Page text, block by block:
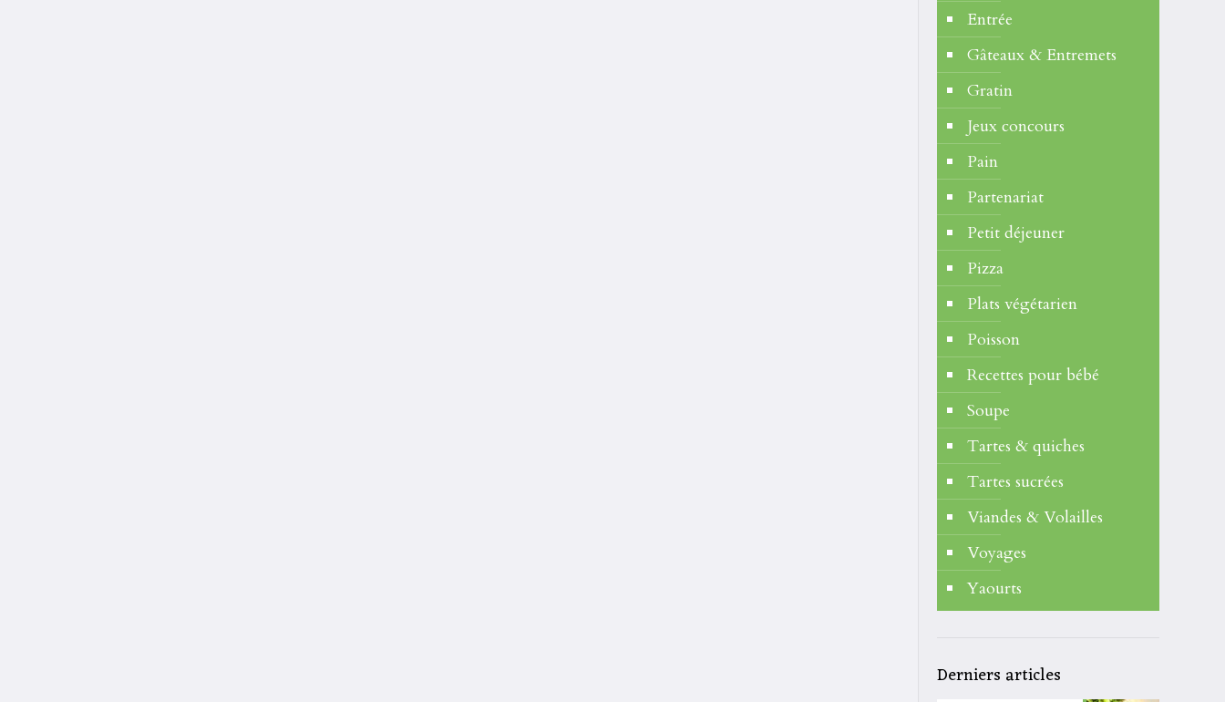
Entrée
Gâteaux & Entremets
Gratin
Jeux concours
Pain
Partenariat
Petit déjeuner
Pizza
Plats végétarien
Poisson
Recettes pour bébé
Soupe
Tartes & quiches
Tartes sucrées
Viandes & Volailles
Voyages
Yaourts
Derniers articles